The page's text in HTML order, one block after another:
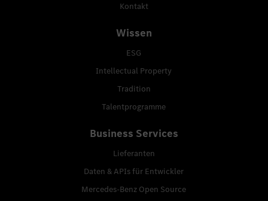
Kontakt
Wissen
ESG
Intellectual Property
Tradition
Talentprogramme
Business Services
Lieferanten
Daten & APIs für Entwickler
Mercedes-Benz Open Source